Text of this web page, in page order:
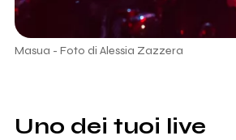
Masua - Foto di Alessia Zazzera
Uno dei tuoi live